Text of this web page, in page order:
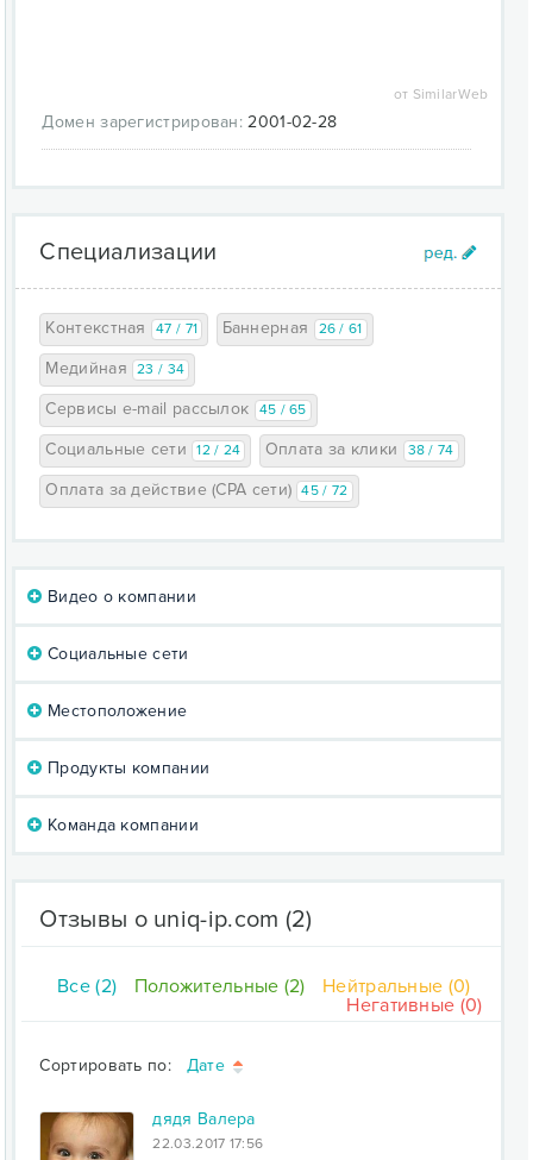
от SimilarWeb
Домен зарегистрирован: 2001-02-28
Специализации
Контекстная 47 / 71 Баннерная 26 / 61
Медийная 23 / 34
Сервисы e-mail рассылок 45 / 65
Социальные сети 12 / 24 Оплата за клики 38 / 74
Оплата за действие (CPA сети) 45 / 72
Видео о компании
Социальные сети
Местоположение
Продукты компании
Команда компании
Отзывы о uniq-ip.com (2)
Все (2) Положительные (2)
Нейтральные (0)
Негативные (0)
Сортировать по: Дате
дядя Валера
22.03.2017 17:56